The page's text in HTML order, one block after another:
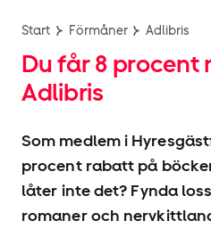
Start Förmåner Adlibris
Du får 8 procent
Adlibris
Som medlem i
procent rabatt på
låter inte det? Fynda
romaner och